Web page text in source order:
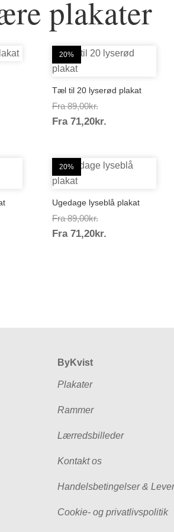
plakater
20%
Tæl til 20 lyserød plakat
Fra 89,00kr.Prisinterval:
89,00kr.
Fra 71,20kr.Prisinterval:
20%
Ugedage lyseblå plakat
Fra 89,00kr.Prisinterval:
89,00kr.
Fra 71,20kr.Prisinterval:
ByKvist
Plakater
Rammer
Lærredsbilleder
Kontakt os
Handelsbetingelser &
Cookie- og privatlivspolitik